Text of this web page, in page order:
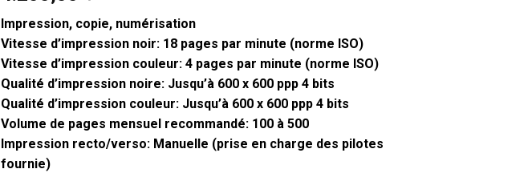
Impression, copie, numérisation
Vitesse d’impression noir: 18 pages par minute (norme ISO)
Vitesse d’impression couleur: 4 pages par minute (norme ISO)
Qualité d’impression noire: Jusqu’à 600 x 600 ppp 4 bits
Qualité d’impression couleur: Jusqu’à 600 x 600 ppp 4 bits
Volume de pages mensuel recommandé: 100 à 500
Impression recto/verso: Manuelle (prise en charge des pilotes
fournie)